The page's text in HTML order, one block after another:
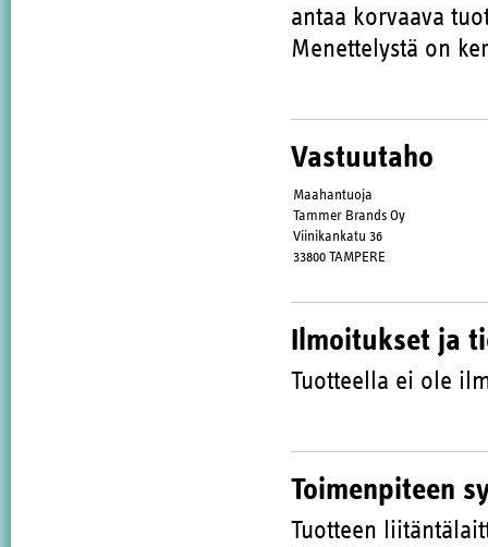
antaa korvaava
Menettelystä on
Vastuutaho
Maahantuoja
Tammer Brands Oy
Viinikankatu 36
33800 TAMPERE
Ilmoitukset ja
Tuotteella ei ole
Toimenpiteen
Tuotteen